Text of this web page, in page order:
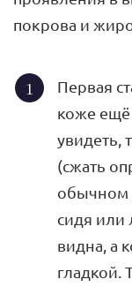
покрова и
Первая
коже ещё
увидеть,
(сжать
обычном
сидя или
видна, а
гладкой.